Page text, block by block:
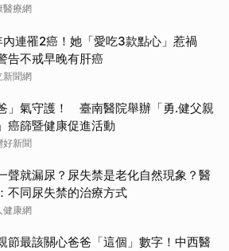
醫療網
內連罹2癌！她「愛吃3款點心」惹禍
告不戒早晚有肝癌
新聞網
爸」氣守護！ 臺南醫院舉辦「勇.健父親
癌篩暨健康促進活動
好新聞
聲就漏尿？尿失禁是老化自然現象？醫
不同尿失禁的治療方式
健康網
節最該關心爸爸「這個」數字！中西醫